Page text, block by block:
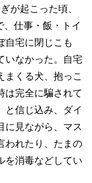
が起こった頃、
仕事・飯・トイ
自宅に閉じこも
いなかった。自宅
まくる犬、抱っこ
は完全に騙されて
と信じ込み、ダイ
に見ながら、マス
われたり、たまの
を消毒などしてい